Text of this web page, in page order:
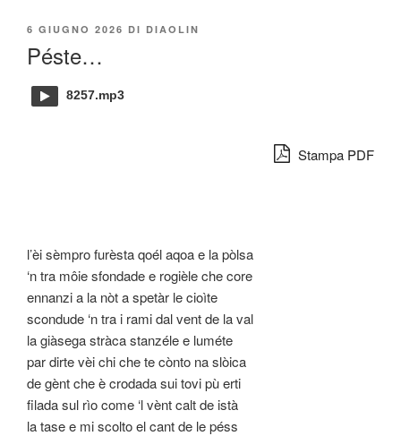
PUBBLICATO
6 GIUGNO 2026 DI DIAOLIN
Péste…
8257.mp3
Stampa PDF
l’èi sèmpro furèsta qoél aqoa e la pòlsa
‘n tra môie sfondade e rogièle che core
ennanzi a la nòt a spetàr le cioìte
scondude ‘n tra i rami dal vent de la val
la giàsega stràca stanzéle e luméte
par dirte vèi chi che te cònto na slòica
de gènt che è crodada sui tovi pù erti
filada sul rìo come ‘l vènt calt de istà
la tase e mi scolto el cant de le péss